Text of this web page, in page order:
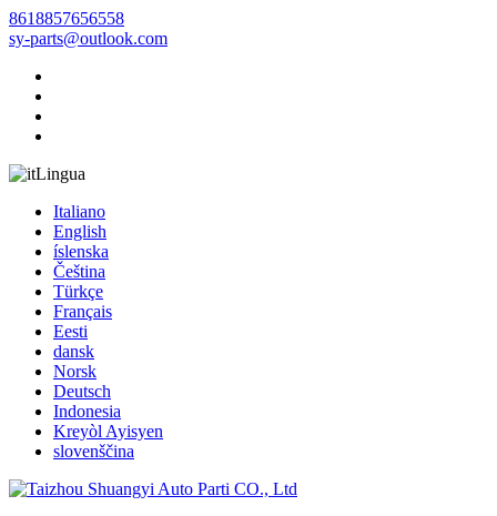
8618857656558
sy-parts@outlook.com
Lingua
Italiano
English
íslenska
Čeština
Türkçe
Français
Eesti
dansk
Norsk
Deutsch
Indonesia
Kreyòl Ayisyen
slovenščina